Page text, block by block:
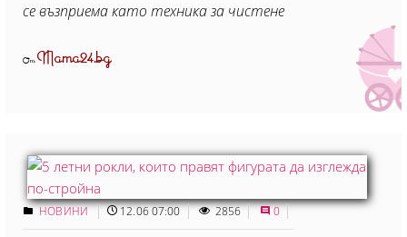
се възприема като техника за чистене
ОтMama24.bg
НОВИНИ 12.06 07:00 2856 0